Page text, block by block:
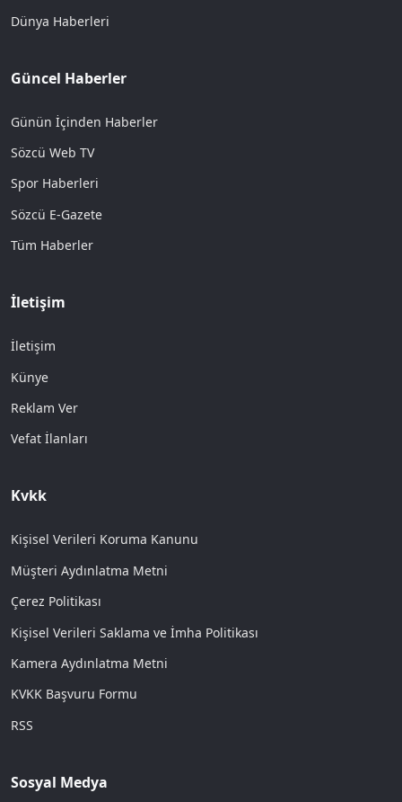
Dünya Haberleri
Güncel Haberler
Günün İçinden Haberler
Sözcü Web TV
Spor Haberleri
Sözcü E-Gazete
Tüm Haberler
İletişim
İletişim
Künye
Reklam Ver
Vefat İlanları
Kvkk
Kişisel Verileri Koruma Kanunu
Müşteri Aydınlatma Metni
Çerez Politikası
Kişisel Verileri Saklama ve İmha Politikası
Kamera Aydınlatma Metni
KVKK Başvuru Formu
RSS
Sosyal Medya